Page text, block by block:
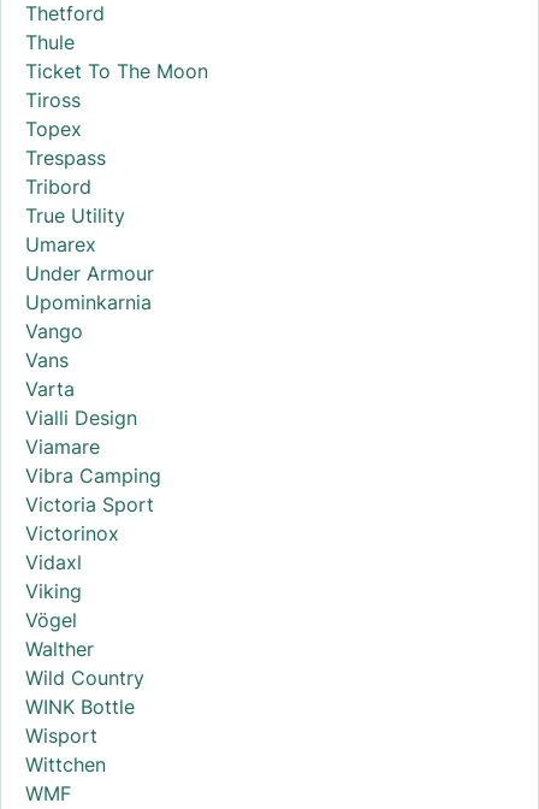
Thetford
Thule
Ticket To The Moon
Tiross
Topex
Trespass
Tribord
True Utility
Umarex
Under Armour
Upominkarnia
Vango
Vans
Varta
Vialli Design
Viamare
Vibra Camping
Victoria Sport
Victorinox
Vidaxl
Viking
Vögel
Walther
Wild Country
WINK Bottle
Wisport
Wittchen
WMF